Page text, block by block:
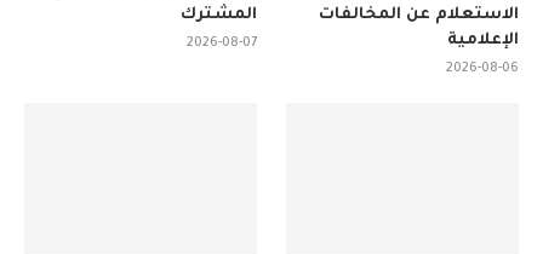
المشترك
2026-08-07
الاستعلام عن المخالفات
الإعلامية
2026-08-06